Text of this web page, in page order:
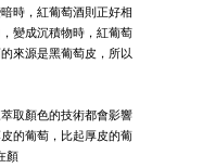
時，紅葡萄酒則正好相
變成沉積物時，紅葡萄
來源是黑葡萄皮，所以
取顏色的技術都會影響
的葡萄，比起厚皮的葡
顏